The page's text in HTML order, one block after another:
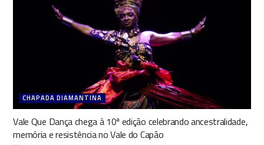
CHAPADA DIAMANTINA
Vale Que Dança chega à 10ª edição celebrando ancestralidade,
memória e resistência no Vale do Capão